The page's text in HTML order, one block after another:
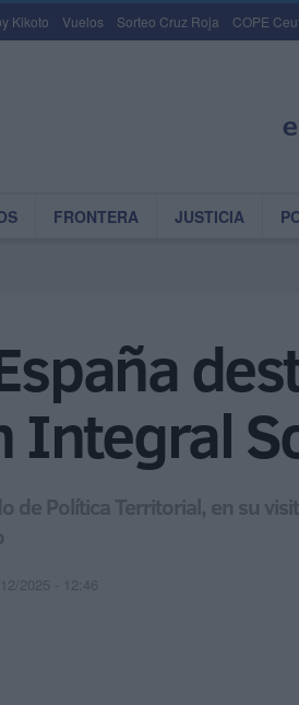
Kikoto Vuelos Sorteo Cruz Roja COPE
FRONTERA JUSTICIA
Integral
de Política Territorial, en su
12/2025 - 12:46